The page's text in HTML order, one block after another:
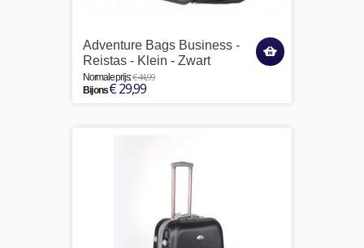
Adventure Bags Business -
Reistas - Klein - Zwart
Normale prijs:€ 44,99
Bij ons€ 29,99